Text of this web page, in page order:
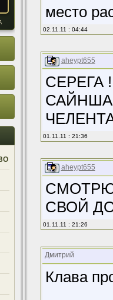
место
02.11.11 : 04:44
aheypt655
СЕРЕГА
01.11.11 : 21:36
aheypt655
СМОТРЮ
СВОЙ
01.11.11 : 21:26
Дмитрий
Клава